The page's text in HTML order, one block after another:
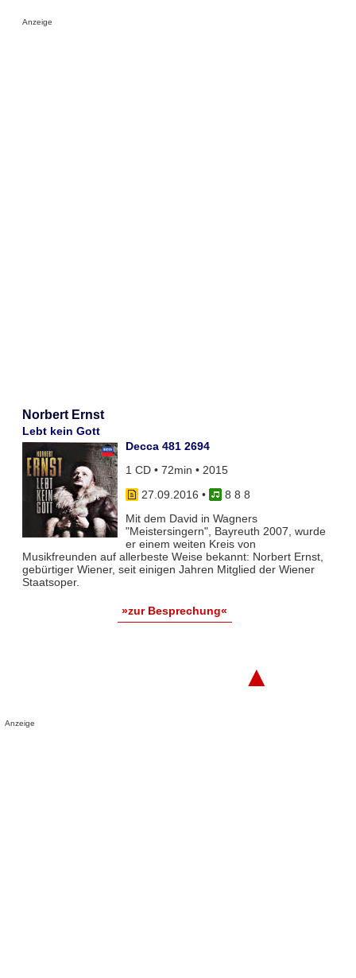
Anzeige
Norbert Ernst
Lebt kein Gott
Decca 481 2694
1 CD • 72min • 2015
27.09.2016 •
8 8 8
Mit dem David in Wagners
"Meistersingern", Bayreuth 2007, wurde
er einem weiten Kreis von
Musikfreunden auf allerbeste Weise bekannt: Norbert Ernst,
gebürtiger Wiener, seit einigen Jahren Mitglied der Wiener
Staatsoper.
»zur Besprechung«
▲
Anzeige